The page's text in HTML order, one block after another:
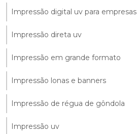
Impressão digital uv para empresas
Impressão direta uv
Impressão em grande formato
Impressão lonas e banners
Impressão de régua de gôndola
Impressão uv